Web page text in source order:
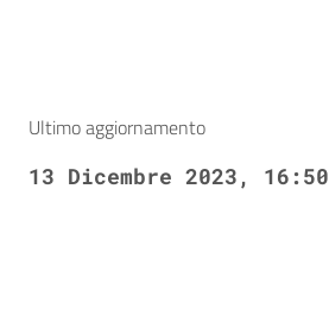
Ultimo aggiornamento
13 Dicembre 2023, 16:50